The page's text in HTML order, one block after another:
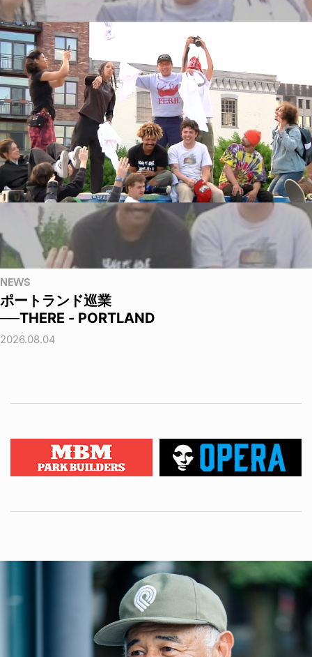
NEWS
ポートランド巡業
──THERE - PORTLAND
2026.08.04